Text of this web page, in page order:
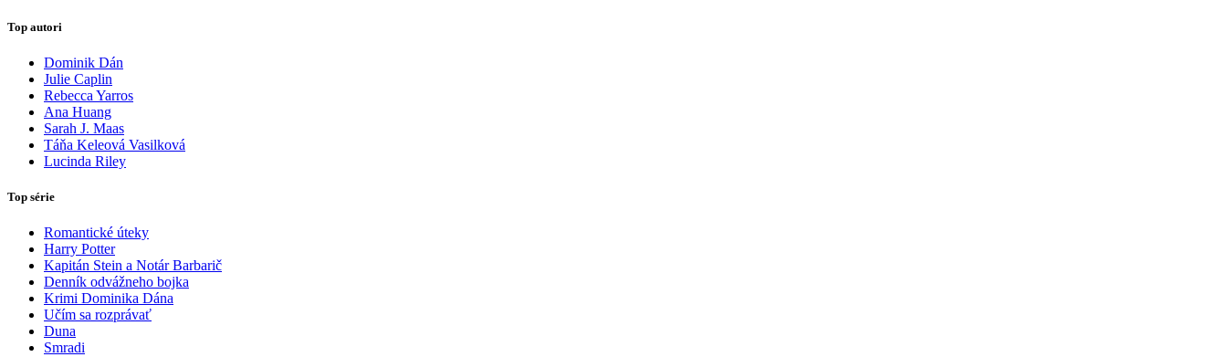
Top autori
Dominik Dán
Julie Caplin
Rebecca Yarros
Ana Huang
Sarah J. Maas
Táňa Keleová Vasilková
Lucinda Riley
Top série
Romantické úteky
Harry Potter
Kapitán Stein a Notár Barbarič
Denník odvážneho bojka
Krimi Dominika Dána
Učím sa rozprávať
Duna
Smradi